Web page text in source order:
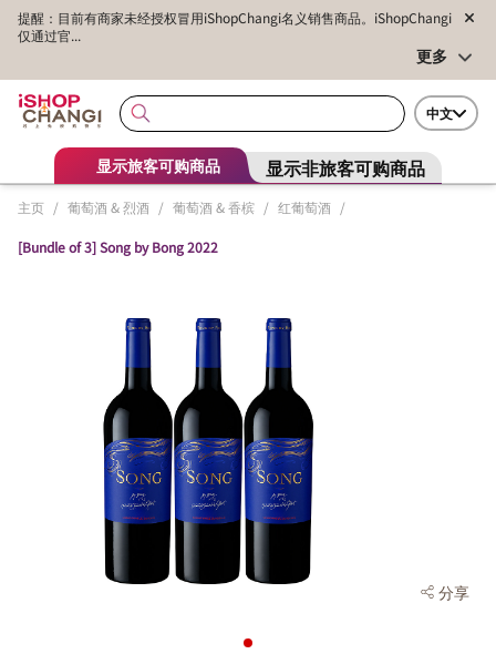
提醒：目前有商家未经授权冒用iShopChangi名义销售商品。iShopChangi
仅通过官...
更多
中文
显示旅客可购商品 显示非旅客可购商品
主页 / 葡萄酒 & 烈酒 / 葡萄酒 & 香槟 / 红葡萄酒 /
[Bundle of 3] Song by Bong 2022
分享